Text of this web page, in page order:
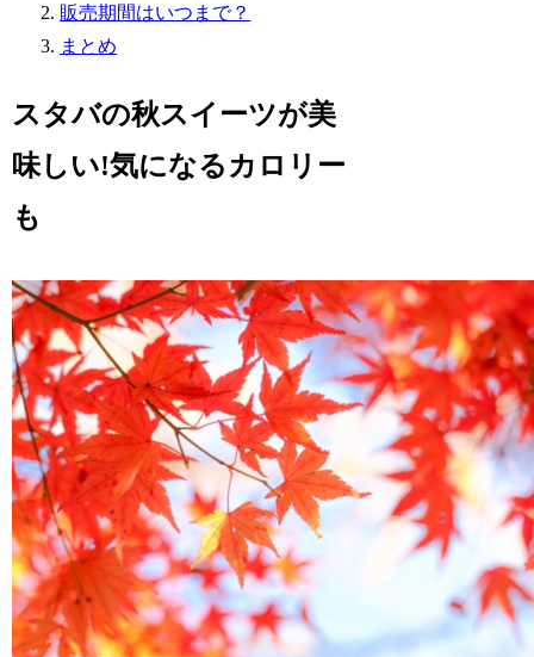
販売期間はいつまで？
まとめ
スタバの秋スイーツが美
味しい!気になるカロリー
も